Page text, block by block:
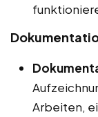
Arbeiten,